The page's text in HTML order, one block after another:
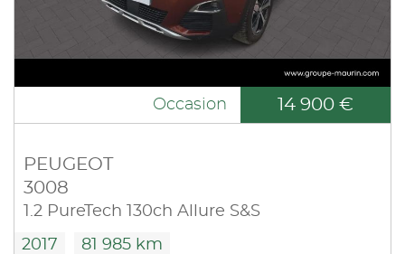
Occasion 14 900 €
PEUGEOT
3008
1.2 PureTech 130ch Allure S&S
2017 81 985 km